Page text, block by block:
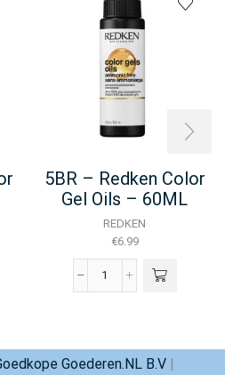
5BR – Redken Color
Gel Oils – 60ML
REDKEN
€6.99
5BR
Gel
Oils
Goederen.NL B.V|